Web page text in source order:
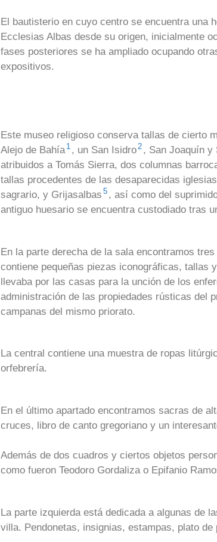
El bautisterio en cuyo centro se encuentra una
Ecclesias Albas desde su origen, inicialmente
fases posteriores se ha ampliado ocupando
expositivos.
Este museo religioso conserva tallas de cierto
Alejo de Bahía 1 , un San Isidro2 , San Joaquín y
atribuidos a Tomás Sierra, dos columnas
tallas procedentes de las desaparecidas
sagrario, y Grijasalbas 5 , así como del
antiguo huesario se encuentra custodiado tras
En la parte derecha de la sala encontramos
contiene pequeñas piezas iconográficas, tallas
llevaba por las casas para la unción de los
administración de las propiedades rústicas del
campanas del mismo priorato.
La central contiene una muestra de ropas
orfebrería.
En el último apartado encontramos sacras de
cruces, libro de canto gregoriano y un
Además de dos cuadros y ciertos objetos
como fueron Teodoro Gordaliza o Epifanio
La parte izquierda está dedicada a algunas de
villa. Pendonetas, insignias, estampas, plato